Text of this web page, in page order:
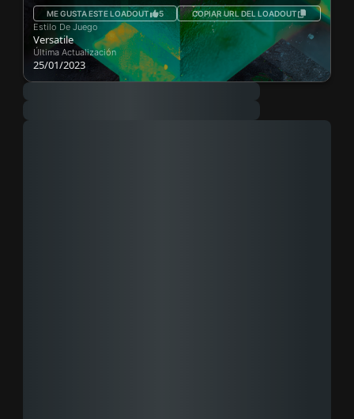
ME GUSTA ESTE LOADOUT 5 COPIAR URL DEL LOADOUT
Estilo De Juego
Versatile
Última Actualización
25/01/2023